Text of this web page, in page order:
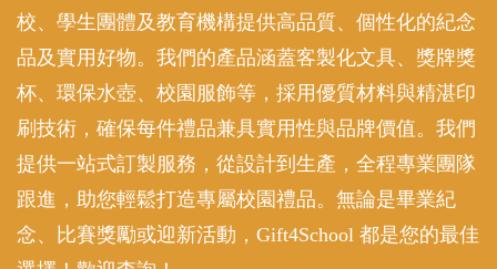
校、學生團體及教育機構提供高品質、個性化的紀念
品及實用好物。我們的產品涵蓋客製化文具、獎牌獎
杯、環保水壺、校園服飾等，採用優質材料與精湛印
刷技術，確保每件禮品兼具實用性與品牌價值。我們
提供一站式訂製服務，從設計到生產，全程專業團隊
跟進，助您輕鬆打造專屬校園禮品。無論是畢業紀
念、比賽獎勵或迎新活動，Gift4School 都是您的最佳